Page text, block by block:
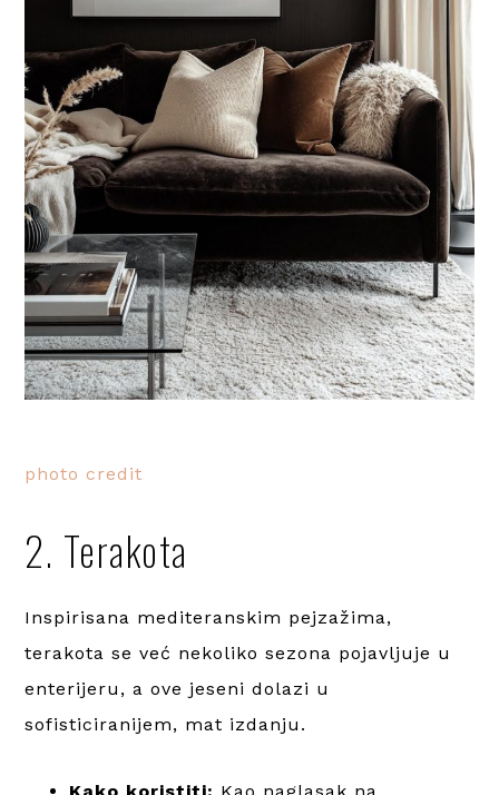
photo credit
2. Terakota
Inspirisana mediteranskim pejzažima,
terakota se već nekoliko sezona pojavljuje u
enterijeru, a ove jeseni dolazi u
sofisticiranijem, mat izdanju.
Kako koristiti: Kao naglasak na